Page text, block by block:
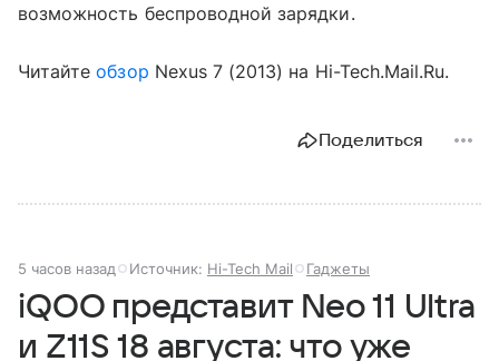
возможность беспроводной зарядки.
Читайтеобзор Nexus 7 (2013) на Hi-Tech.Mail.Ru.
Поделиться
5 часов назад Источник: Hi-Tech Mail Гаджеты
iQOO представит Neo 11 Ultra
и Z11S 18 августа: что уже